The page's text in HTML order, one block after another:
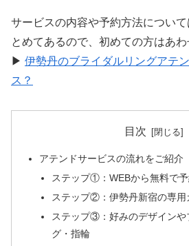
サービスの内容や予約方法につい
とめてあるので、初めての方はあ
▶︎ 伊勢丹のブライダルリングアテ
ス？
目次
アテンドサービスの流れをご紹介
ステップ①：WEBから無料で予
ステップ②：伊勢丹新宿の専用
ステップ③：好みのデザインや
グ・指輪